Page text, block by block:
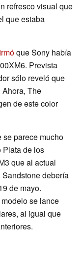
refresco visual que
que estaba
que Sony había
Prevista
sólo reveló que
The
de este color
se parece mucho
Plata de los
que al actual
debería
de mayo.
se lance
al igual que